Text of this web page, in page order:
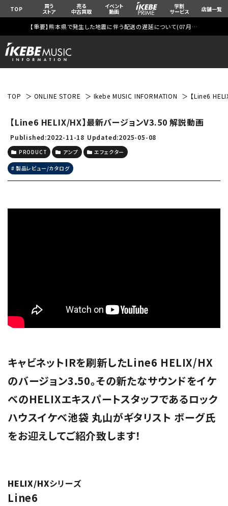
TOP 買う
ストア
売る
中古買取
イベント
動画
学割
サービス 店舗一覧
【重要】熊本県で発生した地震に伴う配送の遅延について(07月29日
TOP ONLINE STORE Ikebe MUSIC INFORMATION 【Line6
【Line6 HELIX/HX】最新バージョンV3.50 解説動画
Published:2022-11-18 Updated:2025-05-08
PRODUCT アンプ エフェクター
製品レビュー/カタログ
キャビネットIRを刷新したLine6 HELIX/HX
のバージョン3.50。その新たなサウンドをイケ
ベのHELIXエキスパートスタッフであるロック
ハウスイケベ池袋 丸山がギタリスト ボーグ氏
をお迎えしてご紹介致します！
HELIX/HXシリーズ
Line6